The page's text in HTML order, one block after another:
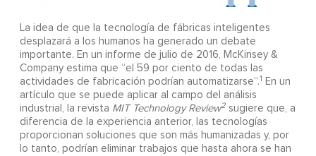
La idea de que la tecnología de fábricas inteligentes
desplazará a los humanos ha generado un debate
importante. En un informe de julio de 2016, McKinsey &
Company estima que “el 59 por ciento de todas las
actividades de fabricación podrían automatizarse”.1
En un
artículo que se puede aplicar al campo del análisis
industrial, la revista MIT Technology Review2sugiere que, a
diferencia de la experiencia anterior, las tecnologías
proporcionan soluciones que son más humanizadas y, por
lo tanto, podrían eliminar trabajos que hasta ahora se han